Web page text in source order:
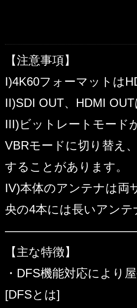
【注意事項】
I)4K60フォーマットは
II)SDI OUT、HDMI
III)ビットレートモード
VBRモードに切り替え
することがあります。
IV)本体のアンテナは両
央の4本には長いアン
【主な特徴】
・DFS機能対応により
[DFSとは]